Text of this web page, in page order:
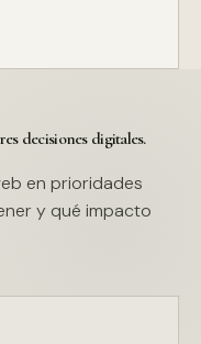
decisiones digitales.
en prioridades
y qué impacto